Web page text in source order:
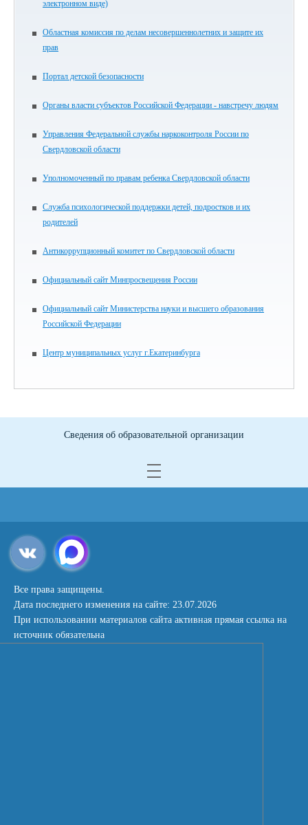
электронном виде)
Областная комиссия по делам несовершеннолетних и защите их
прав
Портал детской безопасности
Органы власти субъектов Российской Федерации - навстречу людям
Управления Федеральной службы наркоконтроля России по
Свердловской области
Уполномоченный по правам ребенка Свердловской области
Служба психологической поддержки детей, подростков и их
родителей
Антикоррупционный комитет по Свердловской области
Официальный сайт Минпросвещения России
Официальный сайт Министерства науки и высшего образования
Российской Федерации
Центр муниципальных услуг г.Екатеринбурга
Сведения об образовательной организации
Все права защищены.
Дата последнего изменения на сайте: 23.07.2026
При использовании материалов сайта активная прямая ссылка на
источник обязательна